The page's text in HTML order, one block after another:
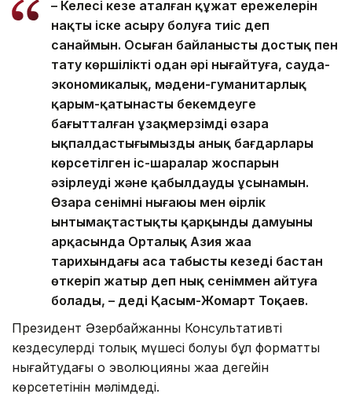
– Келесі кезең аталған құжат ережелерін
нақты іске асыру болуға тиіс деп
санаймын. Осыған байланысты достық пен
тату көршілікті одан әрі нығайтуға, сауда-
экономикалық, мәдени-гуманитарлық
қарым-қатынасты бекемдеуге
бағытталған ұзақмерзімді өзара
ықпалдастығымыздың анық бағдарлары
көрсетілген іс-шаралар жоспарын
әзірлеуді және қабылдауды ұсынамын.
Өзара сенімнің нығаюы мен өңірлік
ынтымақтастықтың қарқынды дамуының
арқасында Орталық Азия жаңа
тарихындағы аса табысты кезеңді бастан
өткеріп жатыр деп нық сеніммен айтуға
болады, – деді Қасым-Жомарт Тоқаев.
Президент Әзербайжанның Консультативті
кездесулердің толық мүшесі болуы бұл форматты
нығайтудағы оң эволюцияның жаңа деңгейін
көрсететінін мәлімдеді.